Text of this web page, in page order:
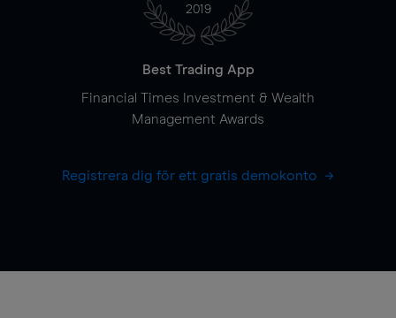
2019
Best Trading App
Financial Times Investment & Wealth
Management Awards
Registrera dig för ett gratis demokonto